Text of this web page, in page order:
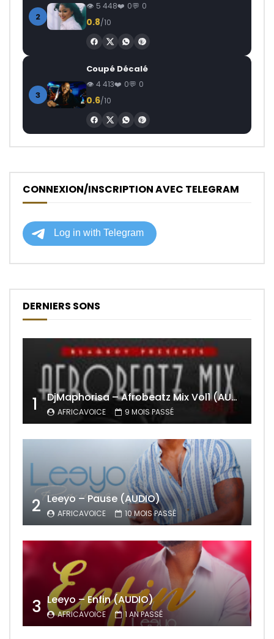
2
5 448 0 0
0.8/10
3
Coupé Décalé
4 413 0 0
0.6/10
CONNEXION/INSCRIPTION AVEC TELEGRAM
DERNIERS SONS
1 DjMaphorisa – Afrobeatz Mix Vol1 (AUDIO)
AFRICAVOICE 9 MOIS PASSÉ
2 Leeyo – Pause (AUDIO)
AFRICAVOICE 10 MOIS PASSÉ
3 Leeyo – Enfin (AUDIO)
AFRICAVOICE 1 AN PASSÉ